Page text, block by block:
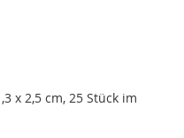
x 2,5 cm, 25 Stück im